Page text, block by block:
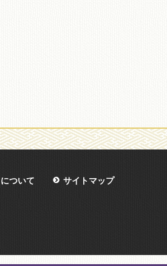
ついて サイトマップ